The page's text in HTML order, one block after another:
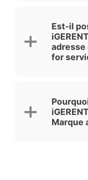
Est-il
for
Marque